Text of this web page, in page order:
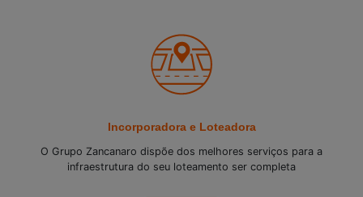
Incorporadora e Loteadora
O Grupo Zancanaro dispõe dos melhores serviços para a
infraestrutura do seu loteamento ser completa